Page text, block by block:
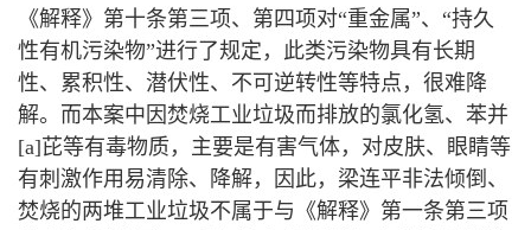
《解释》第十条第三项、第四项对“重金属”、“持久
性有机污染物”进行了规定，此类污染物具有长期
性、累积性、潜伏性、不可逆转性等特点，很难降
解。而本案中因焚烧工业垃圾而排放的氯化氢、苯并
[a]芘等有毒物质，主要是有害气体，对皮肤、眼睛等
有刺激作用易清除、降解，因此，梁连平非法倾倒、
焚烧的两堆工业垃圾不属于与《解释》第一条第三项